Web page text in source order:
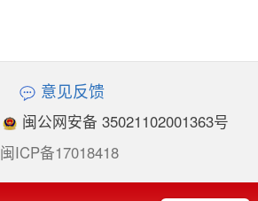
意见反馈
闽公网安备 35021102001363号
闽ICP备17018418